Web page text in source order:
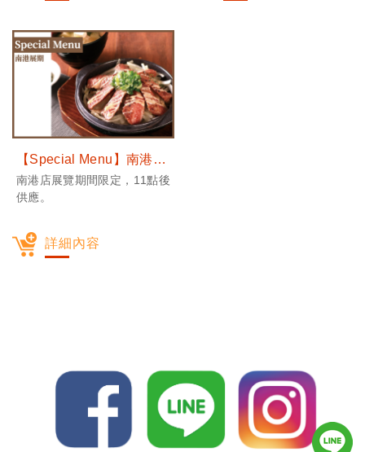
【Special Menu】南港展期
南港店展覽期間限定，11點後
供應。
詳細內容